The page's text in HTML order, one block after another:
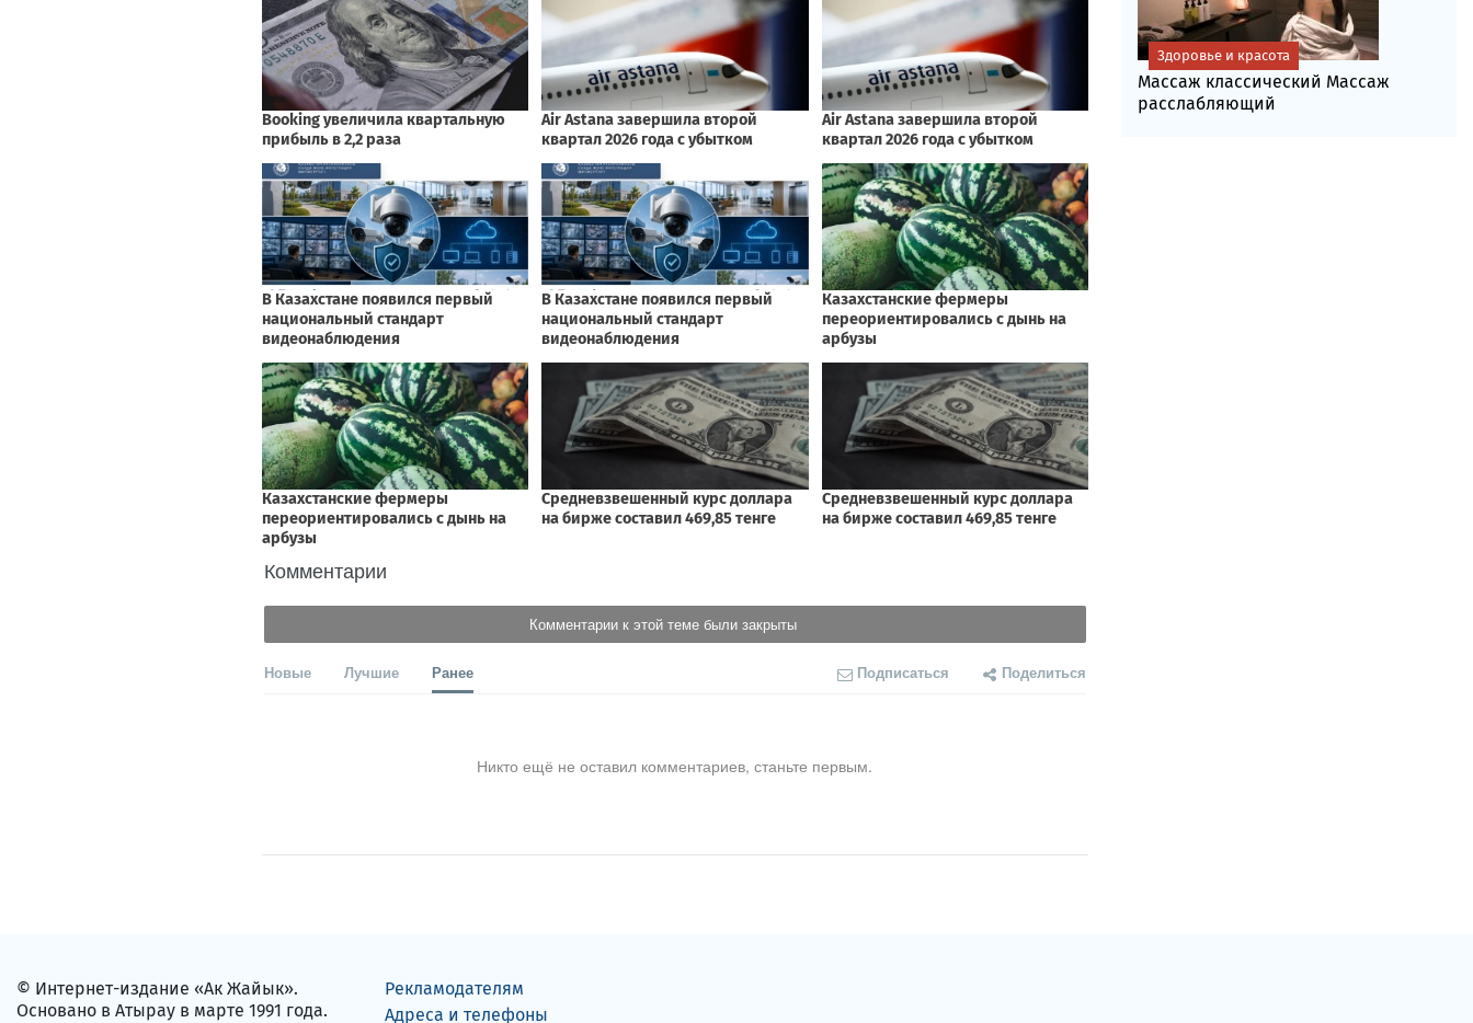
Комментарии
Комментарии к этой теме были закрыты
Новые Лучшие Ранее Подписаться Поделиться
Никто ещё не оставил комментариев, станьте первым.
Массаж классический Массаж
расслабляющий
Здоровье и красота
© Интернет-издание «Ак Жайык».
Основано в Атырау в марте 1991 года.
Рекламодателям
Адреса и телефоны